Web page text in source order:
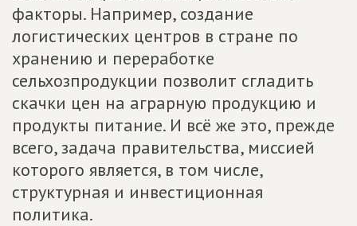
факторы. Например, создание
логистических центров в стране по
хранению и переработке
сельхозпродукции позволит сгладить
скачки цен на аграрную продукцию и
продукты питание. И всё же это, прежде
всего, задача правительства, миссией
которого является, в том числе,
структурная и инвестиционная
политика.